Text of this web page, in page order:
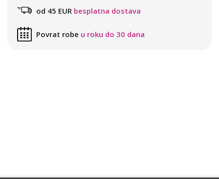
od 45 EUR besplatna dostava
Povrat robe u roku do 30 dana